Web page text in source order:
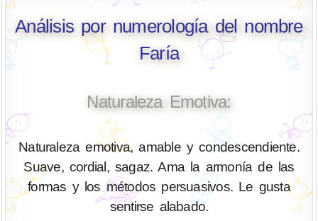
Análisis por numerología del nombre
Faría
Naturaleza Emotiva:
Naturaleza emotiva, amable y condescendiente.
Suave, cordial, sagaz. Ama la armonía de las
formas y los métodos persuasivos. Le gusta
sentirse alabado.